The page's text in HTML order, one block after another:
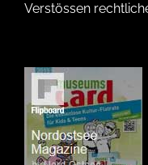
Verstössen